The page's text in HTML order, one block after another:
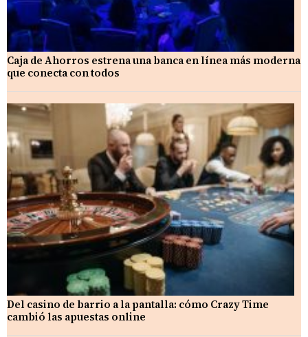
Caja de Ahorros estrena una banca en línea más moderna
que conecta con todos
Del casino de barrio a la pantalla: cómo Crazy Time
cambió las apuestas online